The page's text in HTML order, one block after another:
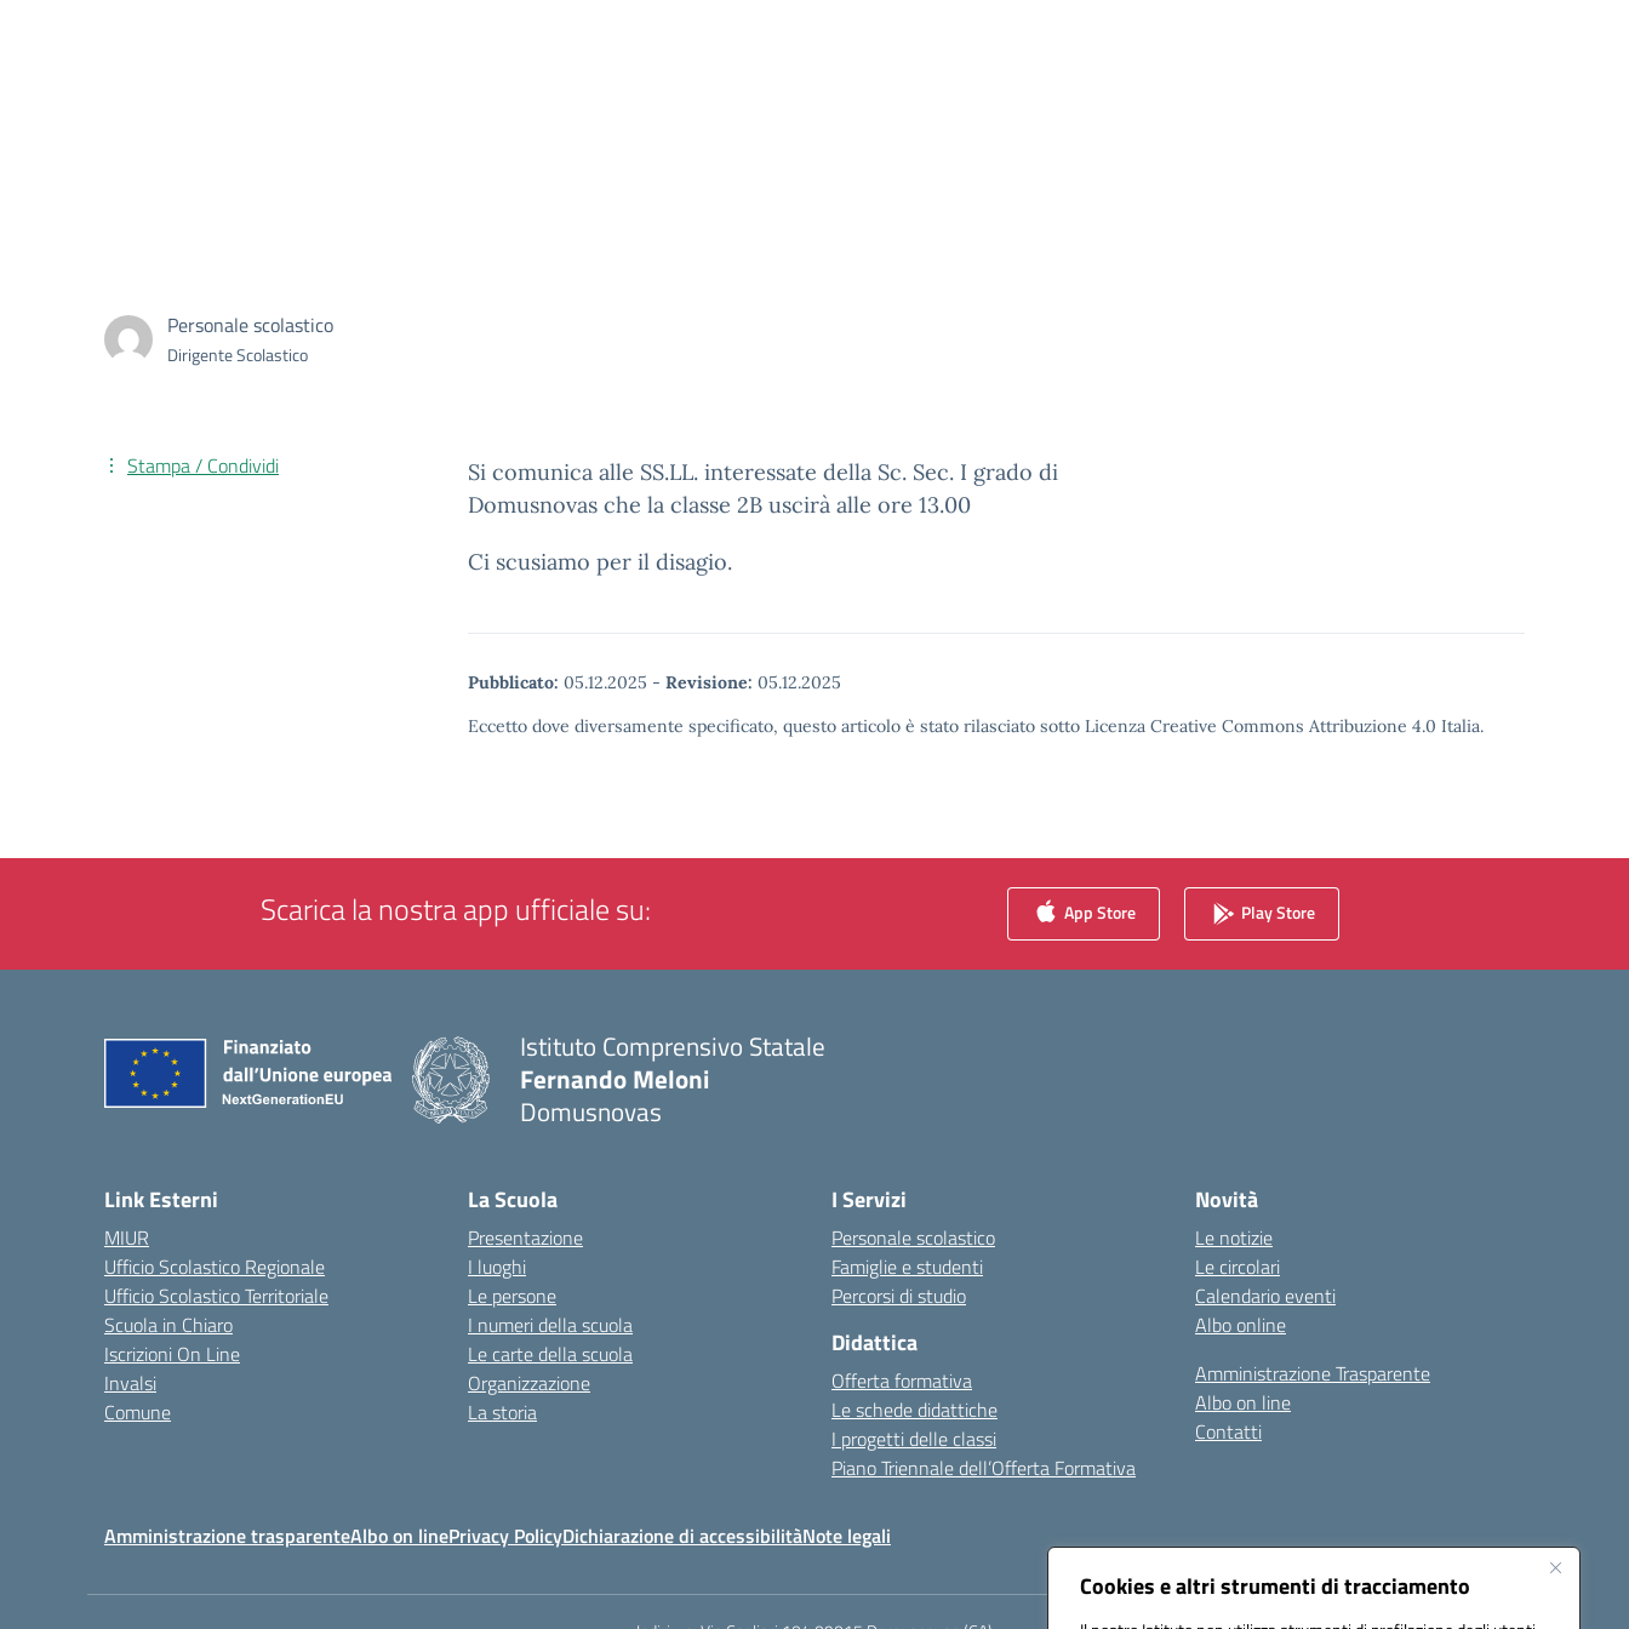
Cookies e altri strumenti di tracciamento
Personale scolastico
Dirigente Scolastico
Si comunica alle SS.LL. interessate della Sc. Sec. I grado di
Domusnovas che la classe 2B uscirà alle ore 13.00
Ci scusiamo per il disagio.
Pubblicato: 05.12.2025 - Revisione: 05.12.2025
Eccetto dove diversamente specificato, questo articolo è stato rilasciato sotto Licenza Creative Commons Attribuzione 4.0 Italia.
Stampa / Condividi
Scarica la nostra app ufficiale su: App Store Play Store
Istituto Comprensivo Statale
Fernando Meloni
Domusnovas
Link Esterni
MIUR
Ufficio Scolastico Regionale
Ufficio Scolastico Territoriale
Scuola in Chiaro
Iscrizioni On Line
Invalsi
Comune
La Scuola
Presentazione
I luoghi
Le persone
I numeri della scuola
Le carte della scuola
Organizzazione
La storia
I Servizi
Personale scolastico
Famiglie e studenti
Percorsi di studio
Didattica
Offerta formativa
Le schede didattiche
I progetti delle classi
Piano Triennale dell’Offerta Formativa
Novità
Le notizie
Le circolari
Calendario eventi
Albo online
Amministrazione Trasparente
Albo on line
Contatti
Amministrazione trasparenteAlbo on linePrivacy PolicyDichiarazione di accessibilitàNote legali